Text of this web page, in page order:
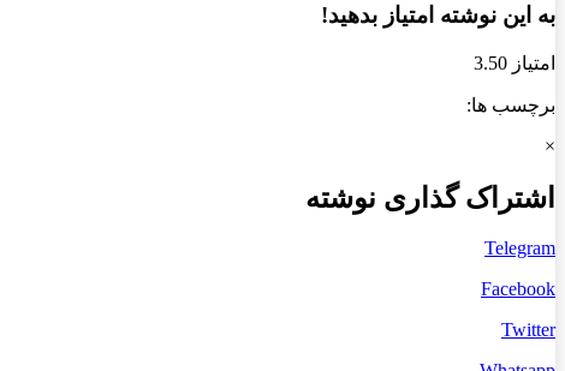
به این نوشته امتیاز بدهید!
امتیاز 3.50
برچسب ها:
×
اشتراک گذاری نوشته
Telegram
Facebook
Twitter